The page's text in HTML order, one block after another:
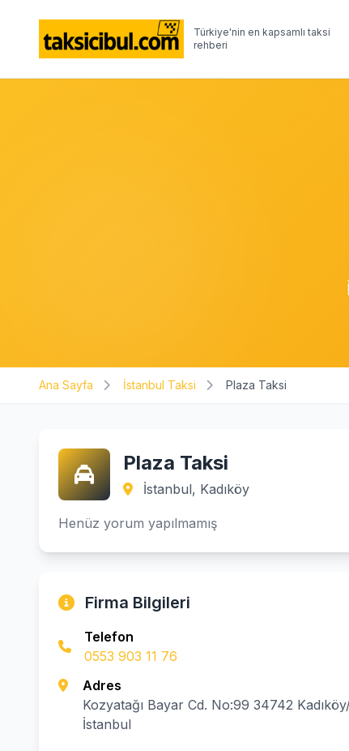
Türkiye'nin en kapsamlı taksi
rehberi
Ana Sayfa İstanbul Taksi Plaza Taksi
Plaza Taksi
İstanbul, Kadıköy
Henüz yorum yapılmamış
Firma Bilgileri
Telefon
0553 903 11 76
Adres
Kozyatağı Bayar Cd. No:99 34742
İstanbul